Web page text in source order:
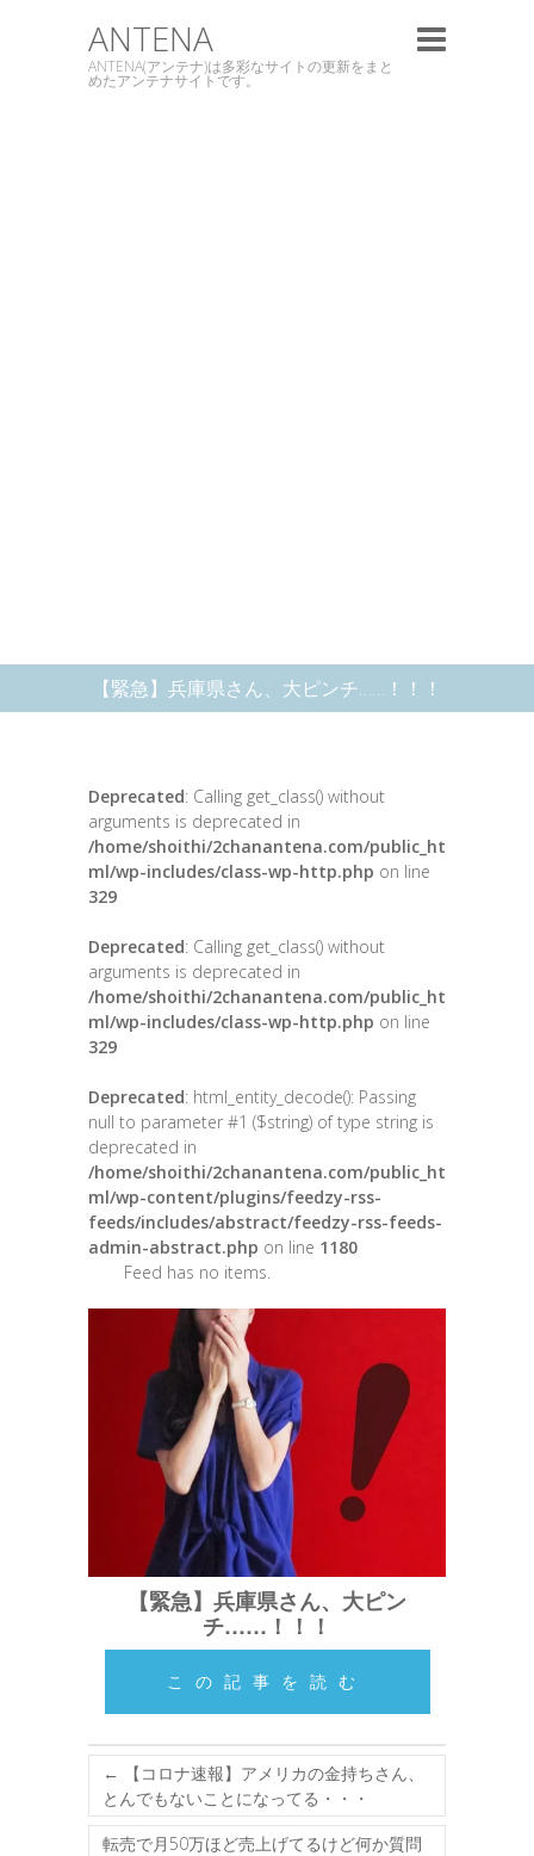
ANTENA
ANTENA(アンテナ)は多彩なサイトの更新をまと
めたアンテナサイトです。
【緊急】兵庫県さん、大ピンチ……！！！
Deprecated: Calling get_class() without
arguments is deprecated in
/home/shoithi/2chanantena.com/public_ht
ml/wp-includes/class-wp-http.php on line
329
Deprecated: Calling get_class() without
arguments is deprecated in
/home/shoithi/2chanantena.com/public_ht
ml/wp-includes/class-wp-http.php on line
329
Deprecated: html_entity_decode(): Passing
null to parameter #1 ($string) of type string is
deprecated in
/home/shoithi/2chanantena.com/public_ht
ml/wp-content/plugins/feedzy-rss-
feeds/includes/abstract/feedzy-rss-feeds-
admin-abstract.php on line 1180
Feed has no items.
【緊急】兵庫県さん、大ピン
チ……！！！
この記事を読む
←
【コロナ速報】アメリカの金持ちさん、
とんでもないことになってる・・・
転売で月50万ほど売上げてるけど何か質問